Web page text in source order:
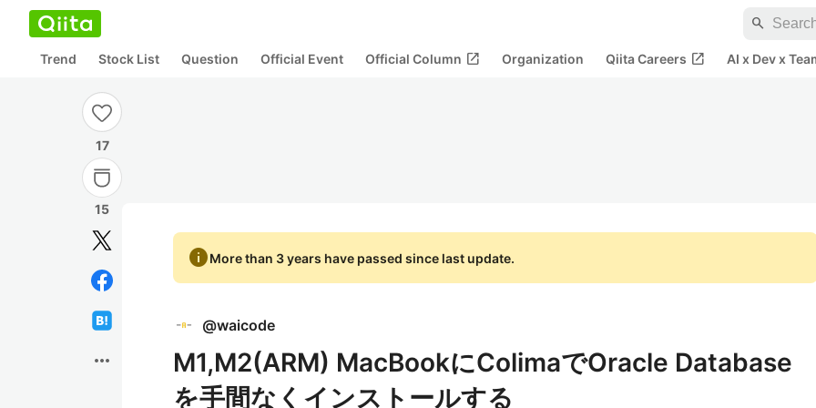
search
Trend Stock List Question Official Event Official Column open_in_new Organization Qiita Careers open_in_new AI x Dev x
17
15
more_horiz
infoMore than 3 years have passed since last update.
@waicode
M1,M2(ARM) MacBookにColimaでOracle Database
を手間なくインストールする